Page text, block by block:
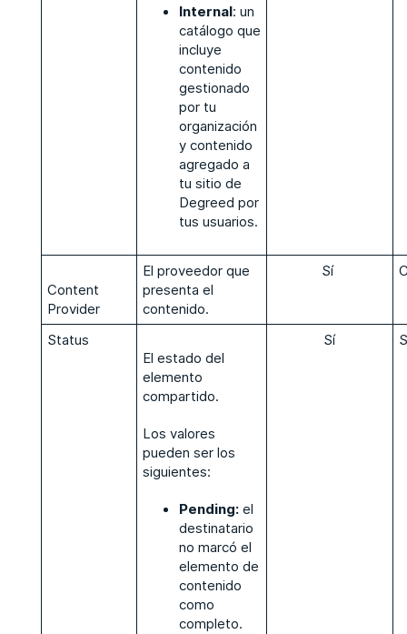
Internal: un
catálogo que
incluye
contenido
gestionado
por tu
organización
y contenido
agregado a
tu sitio de
Degreed por
tus usuarios.
Content
Provider
El proveedor que
presenta el
contenido.
Sí
Status
El estado del
elemento
compartido.
Los valores
pueden ser los
siguientes:
Pending:el
destinatario
no marcó el
elemento de
contenido
como
completo.
Sí